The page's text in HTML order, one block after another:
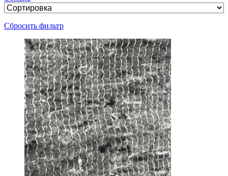
Сбросить фильтр